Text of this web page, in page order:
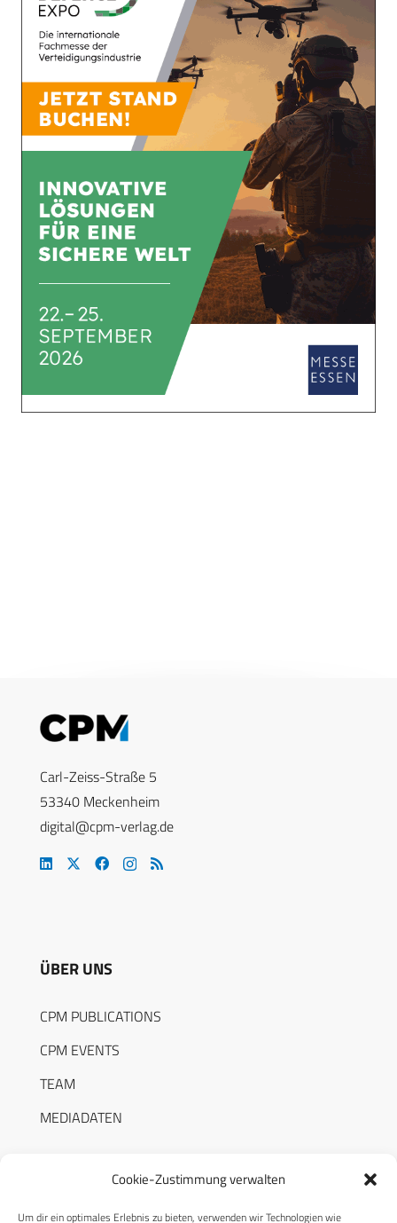
Cookie-Zustimmung verwalten
Um dir ein optimales Erlebnis zu bieten, verwenden wir Technologien wie
Carl-Zeiss-Straße 5
53340 Meckenheim
digital@cpm-verlag.de
ÜBER UNS
CPM PUBLICATIONS
CPM EVENTS
TEAM
MEDIADATEN